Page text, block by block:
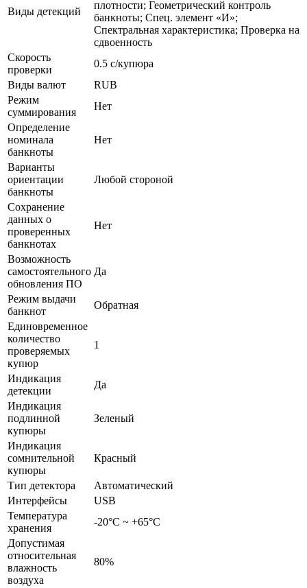
Виды детекций
плотности; Геометрический контроль
банкноты; Спец. элемент «И»;
Спектральная характеристика; Проверка на
сдвоенность
Скорость
проверки
0.5 с/купюра
Виды валют
RUB
Режим
суммирования
Нет
Определение
номинала
банкноты
Нет
Варианты
ориентации
банкноты
Любой стороной
Сохранение
данных о
проверенных
банкнотах
Нет
Возможность
самостоятельного
обновления ПО
Да
Режим выдачи
банкнот
Обратная
Единовременное
количество
проверяемых
купюр
1
Индикация
детекции
Да
Индикация
подлинной
купюры
Зеленый
Индикация
сомнительной
купюры
Красный
Тип детектора
Автоматический
Интерфейсы
USB
Температура
хранения
-20°С ~ +65°С
Допустимая
относительная
влажность
воздуха
80%